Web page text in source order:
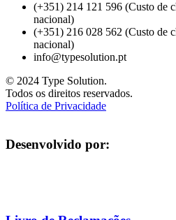
(+351) 214 121 596 (Custo de
nacional)
(+351) 216 028 562 (Custo de
nacional)
info@typesolution.pt
© 2024 Type Solution.
Todos os direitos reservados.
Política de Privacidade
Desenvolvido por: